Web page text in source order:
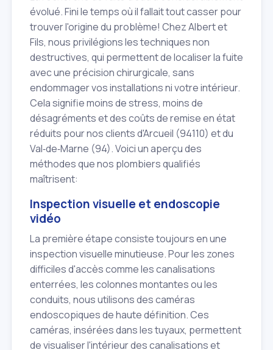
évolué. Fini le temps où il fallait tout casser pour
trouver l'origine du problème! Chez Albert et
Fils, nous privilégions les techniques non
destructives, qui permettent de localiser la fuite
avec une précision chirurgicale, sans
endommager vos installations ni votre intérieur.
Cela signifie moins de stress, moins de
désagréments et des coûts de remise en état
réduits pour nos clients d'Arcueil (94110) et du
Val‑de‑Marne (94). Voici un aperçu des
méthodes que nos plombiers qualifiés
maîtrisent:
Inspection visuelle et endoscopie
vidéo
La première étape consiste toujours en une
inspection visuelle minutieuse. Pour les zones
difficiles d'accès comme les canalisations
enterrées, les colonnes montantes ou les
conduits, nous utilisons des caméras
endoscopiques de haute définition. Ces
caméras, insérées dans les tuyaux, permettent
de visualiser l'intérieur des canalisations et